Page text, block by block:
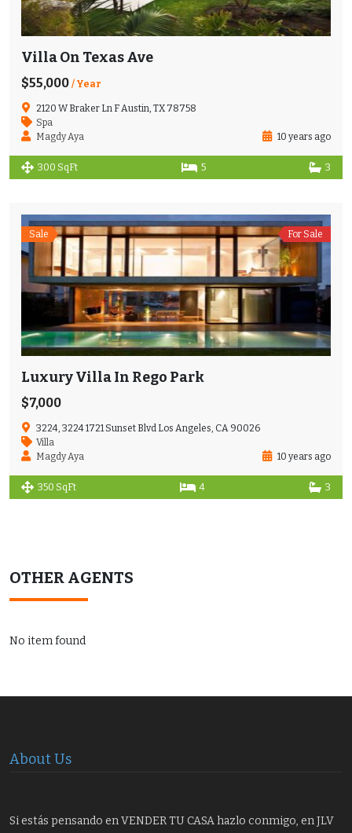
Villa On Texas Ave
$55,000 / Year
2120 W Braker Ln F Austin, TX 78758
Spa
Magdy Aya
10 years ago
300 SqFt 5 3
Sale For Sale
Luxury Villa In Rego Park
$7,000
3224, 3224 1721 Sunset Blvd Los Angeles, CA 90026
Villa
Magdy Aya
10 years ago
350 SqFt 4 3
OTHER AGENTS
No item found
About Us
Si estás pensando en VENDER TU CASA hazlo conmigo, en JLV